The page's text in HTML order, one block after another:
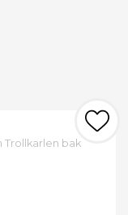
Trollkarlen bak